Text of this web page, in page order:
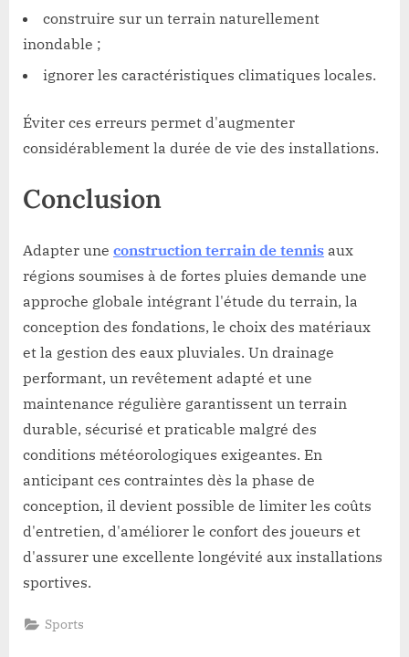
construire sur un terrain naturellement
inondable ;
ignorer les caractéristiques climatiques locales.
Éviter ces erreurs permet d'augmenter
considérablement la durée de vie des installations.
Conclusion
Adapter une construction terrain de tennis aux
régions soumises à de fortes pluies demande une
approche globale intégrant l'étude du terrain, la
conception des fondations, le choix des matériaux
et la gestion des eaux pluviales. Un drainage
performant, un revêtement adapté et une
maintenance régulière garantissent un terrain
durable, sécurisé et praticable malgré des
conditions météorologiques exigeantes. En
anticipant ces contraintes dès la phase de
conception, il devient possible de limiter les coûts
d'entretien, d'améliorer le confort des joueurs et
d'assurer une excellente longévité aux installations
sportives.
Sports